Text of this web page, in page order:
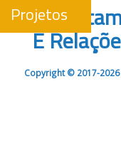
Projetos
E
Copyright © 2017-